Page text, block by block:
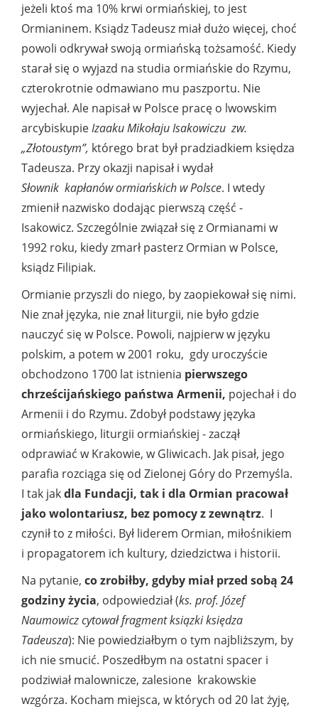
jeżeli ktoś ma 10% krwi ormiańskiej, to jest
Ormianinem. Ksiądz Tadeusz miał dużo więcej, choć
powoli odkrywał swoją ormiańską tożsamość. Kiedy
starał się o wyjazd na studia ormiańskie do Rzymu,
czterokrotnie odmawiano mu paszportu. Nie
wyjechał. Ale napisał w Polsce pracę o lwowskim
arcybiskupieIzaaku Mikołaju Isakowiczu zw.
„Złotoustym”, którego brat był pradziadkiem księdza
Tadeusza. Przy okazji napisał i wydał
Słownik kapłanów ormiańskich w Polsce. I wtedy
zmienił nazwisko dodając pierwszą część -
Isakowicz. Szczególnie związał się z Ormianami w
1992 roku, kiedy zmarł pasterz Ormian w Polsce,
ksiądz Filipiak.
Ormianie przyszli do niego, by zaopiekował się nimi.
Nie znał języka, nie znał liturgii, nie było gdzie
nauczyć się w Polsce. Powoli, najpierw w języku
polskim, a potem w 2001 roku, gdy uroczyście
obchodzono 1700 lat istnienia pierwszego
chrześcijańskiego państwa Armenii, pojechał i do
Armenii i do Rzymu. Zdobył podstawy języka
ormiańskiego, liturgii ormiańskiej - zaczął
odprawiać w Krakowie, w Gliwicach. Jak pisał, jego
parafia rozciąga się od Zielonej Góry do Przemyśla.
I tak jakdla Fundacji, tak i dla Ormian pracował
jako wolontariusz, bez pomocy z zewnątrz. I
czynił to z miłości. Był liderem Ormian, miłośnikiem
i propagatorem ich kultury, dziedzictwa i historii.
Na pytanie, co zrobiłby, gdyby miał przed sobą 24
godziny życia, odpowiedział (ks. prof. Józef
Naumowicz cytował fragment ksiązki księdza
Tadeusza): Nie powiedziałbym o tym najbliższym, by
ich nie smucić. Poszedłbym na ostatni spacer i
podziwiał malownicze, zalesione krakowskie
wzgórza. Kocham miejsca, w których od 20 lat żyję,